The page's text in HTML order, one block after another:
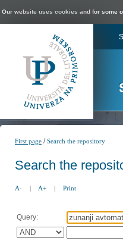
Our website uses cookies and for some
First page /Search the repository
Search the
A- | A+ | Print
Query: